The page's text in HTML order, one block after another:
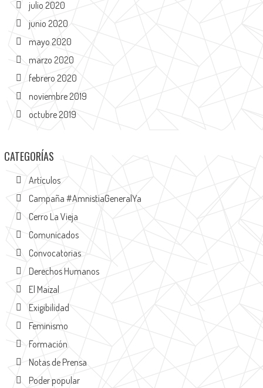
julio 2020
junio 2020
mayo 2020
marzo 2020
febrero 2020
noviembre 2019
octubre 2019
CATEGORÍAS
Artículos
Campaña #AmnistiaGeneralYa
Cerro La Vieja
Comunicados
Convocatorias
Derechos Humanos
El Maizal
Exigibilidad
Feminismo
Formación
Notas de Prensa
Poder popular